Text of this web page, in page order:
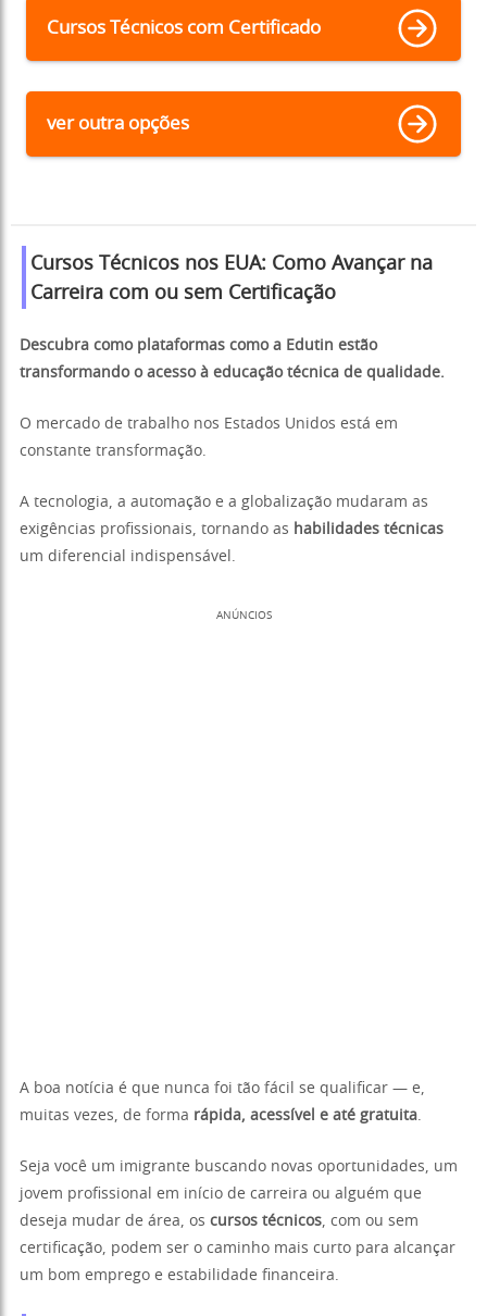
Cursos Técnicos com Certificado
ver outra opções
Cursos Técnicos nos EUA: Como Avançar na
Carreira com ou sem Certificação
Descubra como plataformas como a Edutin estão
transformando o acesso à educação técnica de qualidade.
O mercado de trabalho nos Estados Unidos está em
constante transformação.
A tecnologia, a automação e a globalização mudaram as
exigências profissionais, tornando as habilidades técnicas
um diferencial indispensável.
ANÚNCIOS
A boa notícia é que nunca foi tão fácil se qualificar — e,
muitas vezes, de forma rápida, acessível e até gratuita.
Seja você um imigrante buscando novas oportunidades, um
jovem profissional em início de carreira ou alguém que
deseja mudar de área, os cursos técnicos, com ou sem
certificação, podem ser o caminho mais curto para alcançar
um bom emprego e estabilidade financeira.